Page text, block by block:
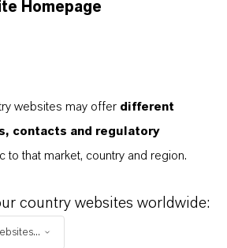
Innovationskraft und
überzeugende Gründe, warum
Partner für Ihr Unternehmen
Homepage
websites may offer different
contacts and regulatory
to that market, country and region.
country websites worldwide: